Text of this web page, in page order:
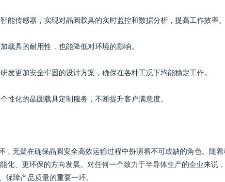
能传感器，实现对晶圆载具的实时监控和数据分析，提高工作效率。
载具的耐用性，也能降低对环境的影响。
发更加安全牢固的设计方案，确保在各种工况下均能稳定工作。
性化的晶圆载具定制服务，不断提升客户满意度。
，无疑在确保晶圆安全高效运输过程中扮演着不可或缺的角色。随着
化、更环保的方向发展。对任何一个致力于半导体生产的企业来说
保障产品质量的重要一环。